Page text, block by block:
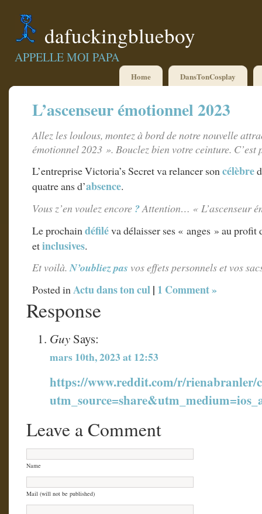
dafuckingblueboy
APPELLE MOI PAPA
Home DansTonCosplay
L’ascenseur émotionnel 2023
Allez les loulous, montez à bord de notre nouvelle
émotionnel 2023 ». Bouclez bien votre ceinture.
L’entreprise Victoria’s Secret va relancer soncélèbre
quatre ans d’absence.
Vous z’en voulez encore ?Attention… « L’ascenseur
Le prochain défiléva délaisser ses « anges » au
etinclusives.
Et voilà.N’oubliez pas vos effets personnels et vos
Posted inActu dans ton cul| 1 Comment »
Response
Guy Says:
mars 10th, 2023 at 12:53
https://www.reddit.com/r/rienabranler/
Leave a Comment
Name
Mail (will not be published)